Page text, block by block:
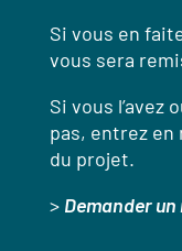
Si vous en
vous sera
Si vous l’avez
pas, entrez
du projet.
> Demander